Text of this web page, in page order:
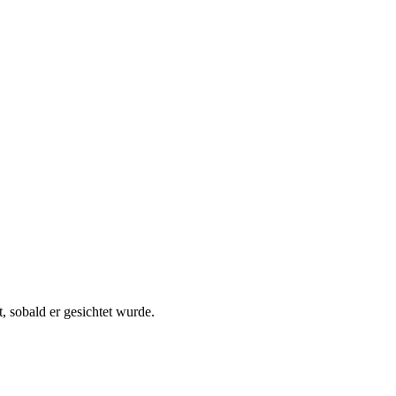
sobald er gesichtet wurde.